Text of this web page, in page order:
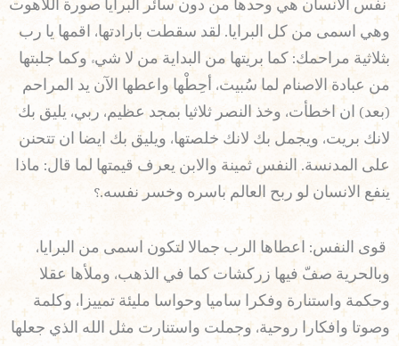
نفس الانسان هي وحدها من دون سائر البرايا صورة اللاهوت
وهي اسمى من كل البرايا. لقد سقطت بارادتها، اقمها يا رب
بثلاثية مراحمك: كما بريتها من البداية من لا شيء وكما جلبتها
من عبادة الاصنام لما سُبيت، أحِطْها واعطها الآن يد المراحم
(بعد) ان اخطأت، وخذ النصر ثلاثيا بمجد عظيم، ربي، يليق بك
لانك بريت، ويجمل بك لانك خلصتها، ويليق بك ايضا ان تتحنن
على المدنسة. النفس ثمينة والابن يعرف قيمتها لما قال: ماذا
ينفع الانسان لو ربح العالم باسره وخسر نفسه.؟
قوى النفس: اعطاها الرب جمالا لتكون اسمى من البرايا،
وبالحرية صفّ فيها زركشات كما في الذهب، وملأها عقلا
وحكمة واستنارة وفكرا ساميا وحواسا مليئة تمييزا، وكلمة
وصوتا وافكارا روحية، وجملت واستنارت مثل الله الذي جعلها